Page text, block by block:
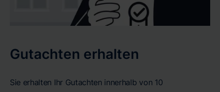
Gutachten erhalten
Sie erhalten Ihr Gutachten innerhalb von 10